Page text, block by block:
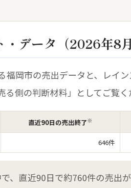
データ（2026年8月
福岡市の売出データと、レイ
側の判断材料」としてご覧く
直近90日の売出終了※
646件
、直近90日で約760件の売出